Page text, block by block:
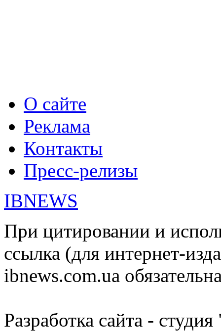
О сайте
Реклама
Контакты
Пресс-релизы
IBNEWS
При цитировании и
ссылка (для интернет-
ibnews.com.ua
Разработка сайта -